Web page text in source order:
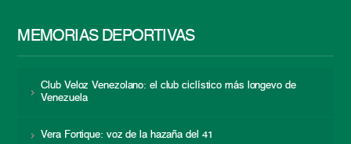
MEMORIAS DEPORTIVAS
Club Veloz Venezolano: el club ciclístico más longevo de
Venezuela
Vera Fortique: voz de la hazaña del 41